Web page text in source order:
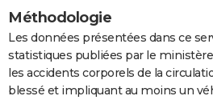
FORUM
Bricolage
Television
Méthodologie
Les données présentées dans ce
statistiques publiées par le
les accidents corporels de la
blessé et impliquant au moins un